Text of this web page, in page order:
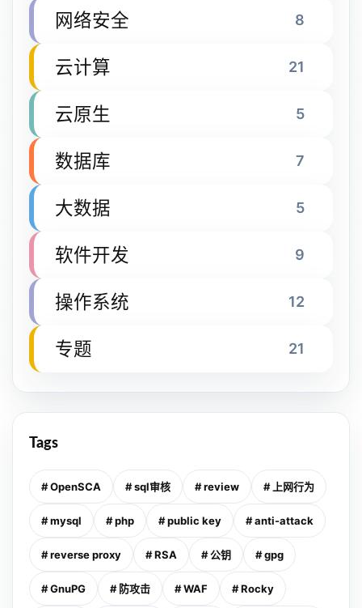
网络安全 8
云计算 21
云原生 5
数据库 7
大数据 5
软件开发 9
操作系统 12
专题 21
Tags
# OpenSCA # sql审核 # review # 上网行为
# mysql # php # public key # anti-attack
# reverse proxy # RSA # 公钥 # gpg
# GnuPG # 防攻击 # WAF # Rocky